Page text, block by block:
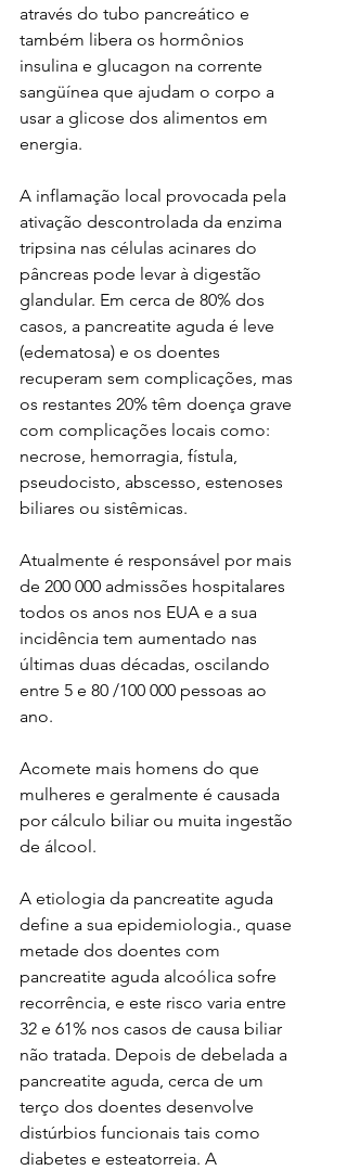
através do tubo pancreático e
também libera os hormônios
insulina e glucagon na corrente
sangüínea que ajudam o corpo a
usar a glicose dos alimentos em
energia.
A inflamação local provocada pela
ativação descontrolada da enzima
tripsina nas células acinares do
pâncreas pode levar à digestão
glandular. Em cerca de 80% dos
casos, a pancreatite aguda é leve
(edematosa) e os doentes
recuperam sem complicações, mas
os restantes 20% têm doença grave
com complicações locais como:
necrose, hemorragia, fístula,
pseudocisto, abscesso, estenoses
biliares ou sistêmicas.
Atualmente é responsável por mais
de 200 000 admissões hospitalares
todos os anos nos EUA e a sua
incidência tem aumentado nas
últimas duas décadas, oscilando
entre 5 e 80 /100 000 pessoas ao
ano.
Acomete mais homens do que
mulheres e geralmente é causada
por cálculo biliar ou muita ingestão
de álcool.
A etiologia da pancreatite aguda
define a sua epidemiologia., quase
metade dos doentes com
pancreatite aguda alcoólica sofre
recorrência, e este risco varia entre
32 e 61% nos casos de causa biliar
não tratada. Depois de debelada a
pancreatite aguda, cerca de um
terço dos doentes desenvolve
distúrbios funcionais tais como
diabetes e esteatorreia. A